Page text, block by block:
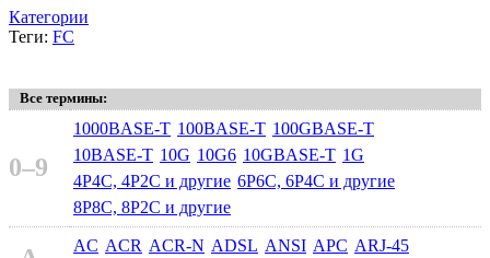
Категории
Теги: FC
Все термины:
0–9
1000BASE-T 100BASE-T 100GBASE-T
10BASE-T 10G 10G6 10GBASE-T 1G
4P4C, 4P2C и другие 6P6C, 6P4C и другие
8P8C, 8P2C и другие
AC ACR ACR-N ADSL ANSI APC ARJ-45